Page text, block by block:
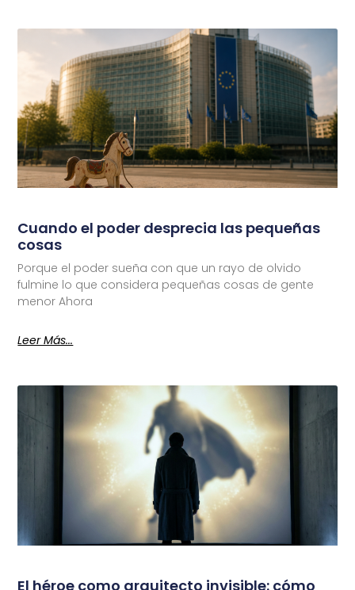
Cuando el poder desprecia las pequeñas
cosas
Porque el poder sueña con que un rayo de olvido
fulmine lo que considera pequeñas cosas de gente
menor Ahora
Leer Más...
El héroe como arquitecto invisible: cómo